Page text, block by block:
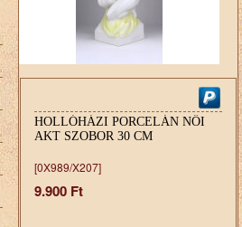
HOLLÓHÁZI PORCELÁN NŐI
AKT SZOBOR 30 CM
[0X989/X207]
9.900 Ft